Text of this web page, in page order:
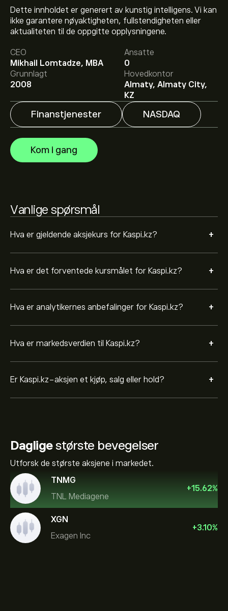
Dette innholdet er generert av kunstig intelligens. Vi kan
ikke garantere nøyaktigheten, fullstendigheten eller
aktualiteten til de oppgitte opplysningene.
CEO
Mikhail Lomtadze, MBA
Ansatte
0
Grunnlagt
2008
Hovedkontor
Almaty, Almaty City,
KZ
Finanstjenester NASDAQ
Kom i gang
Vanlige spørsmål
Hva er gjeldende aksjekurs for Kaspi.kz? +
Den nåværende prisen på KSPI er 92.19‎$‎.
Hva er det forventede kursmålet for Kaspi.kz? +
Det gjennomsnittlige kursmålet for Kaspi.kz er 92.19‎$‎.
Registrer degpå eToro for detaljerte forventninger og
kursmål fra analytikere.
Hva er analytikernes anbefalinger for Kaspi.kz? +
Analytikere gir forventninger for Kaspi.kz basert på
markedstrender, finansielle rapporter og forventet
vekst. Sjekk de nyeste forventningene for fremtidige
prisbevegelser.
Hva er markedsverdien til Kaspi.kz? +
Markedsverdien til Kaspi.kz er 17.52B‎$‎
Er Kaspi.kz-aksjen et kjøp, salg eller hold? +
Basert på anbefalinger fra 1 analytikere for KSPI de
Dagligestørste bevegelser
Utforsk de største aksjene i markedet.
TNMG
TNL Mediagene
+15.62%
XGN
Exagen Inc
+3.10%